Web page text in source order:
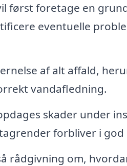
først foretage en
eventuelle
af alt affald,
vandafledning.
skader under
forbliver i god
rådgivning om,